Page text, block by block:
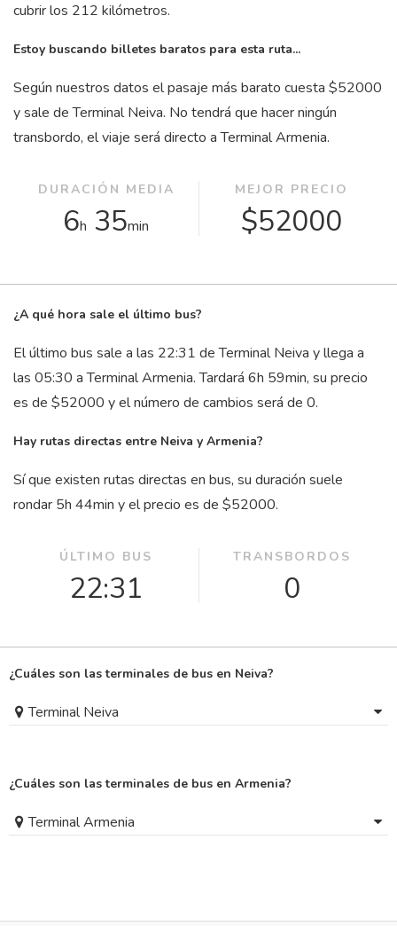
cubrir los 212 kilómetros.
Estoy buscando billetes baratos para esta ruta...
Según nuestros datos el pasaje más barato cuesta $52000
y sale de Terminal Neiva. No tendrá que hacer ningún
transbordo, el viaje será directo a Terminal Armenia.
DURACIÓN MEDIA
6h 35min
MEJOR PRECIO
$52000
¿A qué hora sale el último bus?
El último bus sale a las 22:31 de Terminal Neiva y llega a
las 05:30 a Terminal Armenia. Tardará 6h 59min, su precio
es de $52000 y el número de cambios será de 0.
Hay rutas directas entre Neiva y Armenia?
Sí que existen rutas directas en bus, su duración suele
rondar 5h 44min y el precio es de $52000.
ÚLTIMO BUS
22:31
TRANSBORDOS
0
¿Cuáles son las terminales de bus en Neiva?
Terminal Neiva
¿Cuáles son las terminales de bus en Armenia?
Terminal Armenia